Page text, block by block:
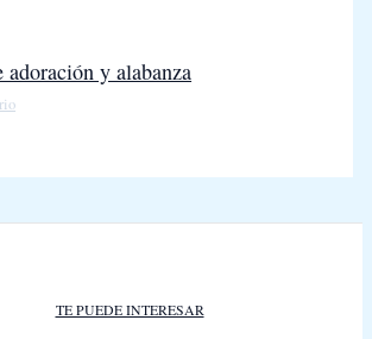
y alabanza
TE PUEDE INTERESAR